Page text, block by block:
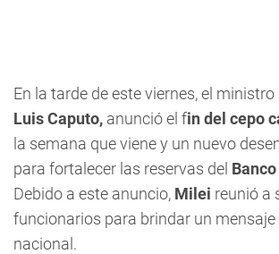
En la tarde de este viernes, el ministro
Luis Caputo, anunció el fin del cepo
la semana que viene y un nuevo
para fortalecer las reservas del
Debido a este anuncio, Milei reunió a
funcionarios para brindar un mensaje
nacional.